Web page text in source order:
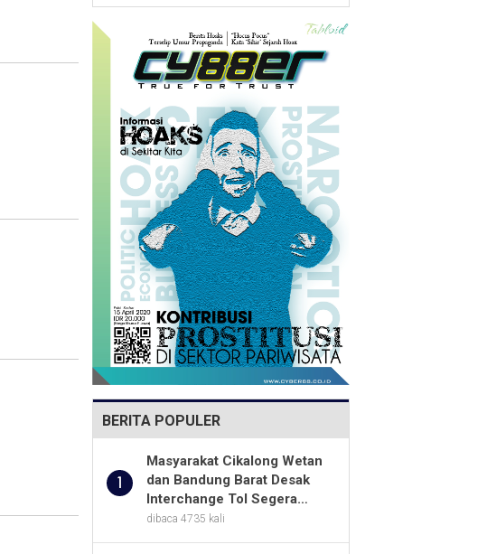
BERITA POPULER
1
Masyarakat Cikalong Wetan
dan Bandung Barat Desak
Interchange Tol Segera
Dibuka
dibaca 4735 kali